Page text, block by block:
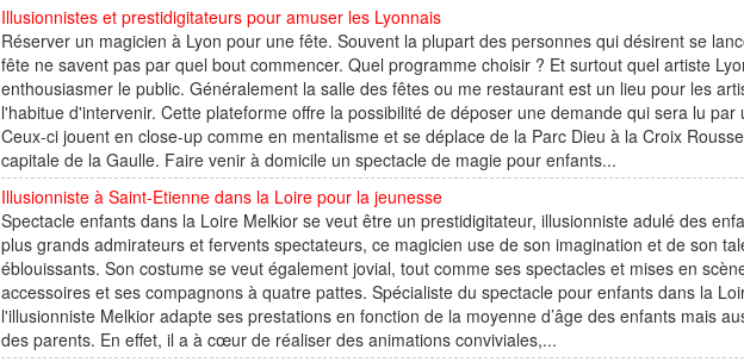
Illusionnistes et prestidigitateurs pour amuser les Lyonnais
Réserver un magicien à Lyon pour une fête. Souvent la plupart des personnes qui désirent se
fête ne savent pas par quel bout commencer. Quel programme choisir ? Et surtout quel artiste
enthousiasmer le public. Généralement la salle des fêtes ou me restaurant est un lieu pour les
l'habitue d'intervenir. Cette plateforme offre la possibilité de déposer une demande qui sera lu
Ceux-ci jouent en close-up comme en mentalisme et se déplace de la Parc Dieu à la Croix
capitale de la Gaulle. Faire venir à domicile un spectacle de magie pour enfants...
Illusionniste à Saint-Etienne dans la Loire pour la jeunesse
Spectacle enfants dans la Loire Melkior se veut être un prestidigitateur, illusionniste adulé des
plus grands admirateurs et fervents spectateurs, ce magicien use de son imagination et de son
éblouissants. Son costume se veut également jovial, tout comme ses spectacles et mises en
accessoires et ses compagnons à quatre pattes. Spécialiste du spectacle pour enfants dans la
l'illusionniste Melkior adapte ses prestations en fonction de la moyenne d’âge des enfants mais
des parents. En effet, il a à cœur de réaliser des animations conviviales,...